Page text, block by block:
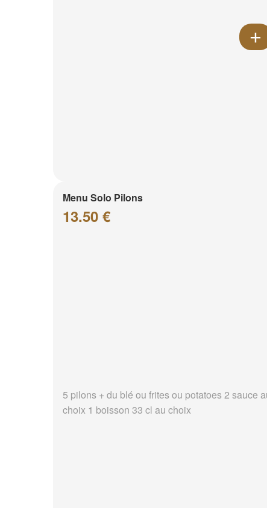
Menu Solo Pilons
13.50 €
5 pilons + du blé ou frites ou potatoes 2 sauce
choix 1 boisson 33 cl au choix